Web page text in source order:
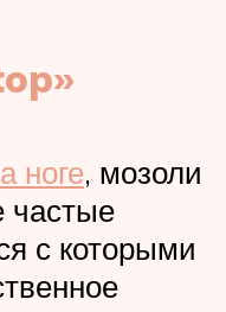
ноге, мозоли
с которыми